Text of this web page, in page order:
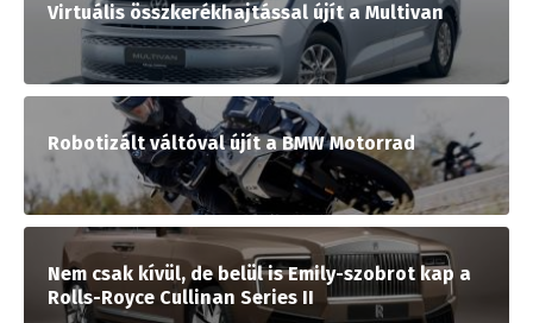
Virtuális összkerékhajtással újít a Multivan
Robotizált váltóval újít a BMW Motorrad
Nem csak kívül, de belül is Emily-szobrot kap a
Rolls-Royce Cullinan Series II